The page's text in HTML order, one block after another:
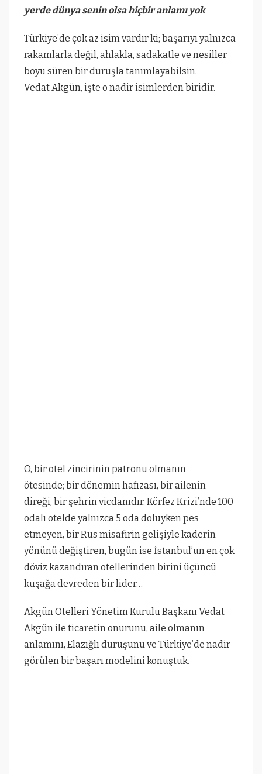
yerde dünya senin olsa hiçbir anlamı yok
Türkiye’de çok az isim vardır ki; başarıyı yalnızca
rakamlarla değil, ahlakla, sadakatle ve nesiller
boyu süren bir duruşla tanımlayabilsin.
Vedat Akgün, işte o nadir isimlerden biridir.
O, bir otel zincirinin patronu olmanın
ötesinde; bir dönemin hafızası, bir ailenin
direği, bir şehrin vicdanıdır. Körfez Krizi’nde 100
odalı otelde yalnızca 5 oda doluyken pes
etmeyen, bir Rus misafirin gelişiyle kaderin
yönünü değiştiren, bugün ise İstanbul’un en çok
döviz kazandıran otellerinden birini üçüncü
kuşağa devreden bir lider…
Akgün Otelleri Yönetim Kurulu Başkanı Vedat
Akgün ile ticaretin onurunu, aile olmanın
anlamını, Elazığlı duruşunu ve Türkiye’de nadir
görülen bir başarı modelini konuştuk.